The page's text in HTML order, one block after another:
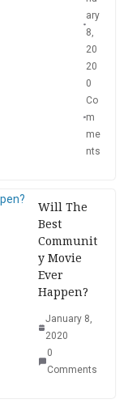
ary
8,
20
20
0
Co
m
me
nts
Will The
Best
Communit
y Movie
Ever
Happen?
January 8,
2020
0
Comments